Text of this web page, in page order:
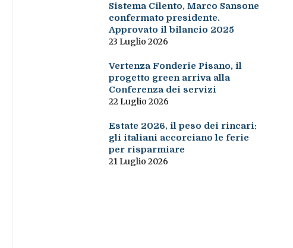
Sistema Cilento, Marco Sansone
confermato presidente.
Approvato il bilancio 2025
23 Luglio 2026
Vertenza Fonderie Pisano, il
progetto green arriva alla
Conferenza dei servizi
22 Luglio 2026
Estate 2026, il peso dei rincari:
gli italiani accorciano le ferie
per risparmiare
21 Luglio 2026